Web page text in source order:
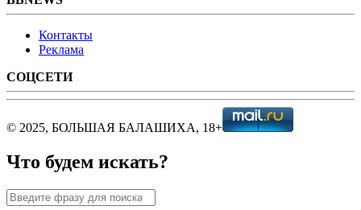
Контакты
Реклама
СОЦСЕТИ
© 2025, БОЛЬШАЯ БАЛАШИХА, 18+
Что будем искать?